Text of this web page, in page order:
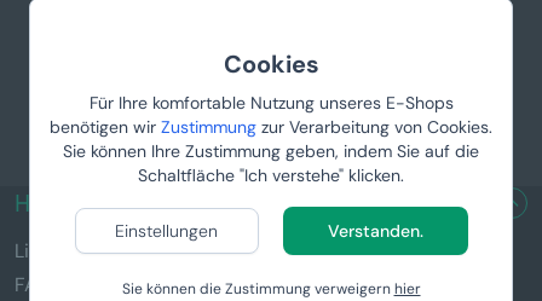
Cookies
Für Ihre komfortable Nutzung unseres E-Shops
benötigen wir Zustimmung zur Verarbeitung von Cookies.
Sie können Ihre Zustimmung geben, indem Sie auf die
Schaltfläche "Ich verstehe" klicken.
Einstellungen Verstanden.
Sie können die Zustimmung verweigernhier
HILFREICHE LINKS
Lieferung & Zahlung
FAQ